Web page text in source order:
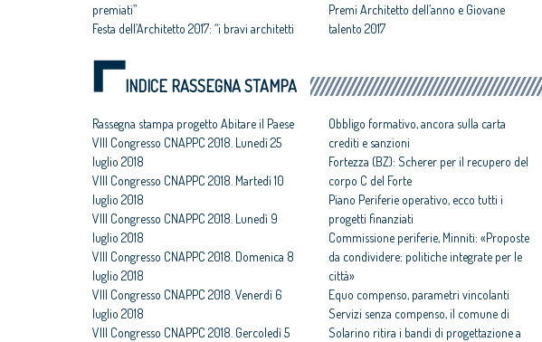
premiati”
Festa dell’Architetto 2017: “i bravi architetti
Premi Architetto dell’anno e Giovane
talento 2017
INDICE RASSEGNA STAMPA
Rassegna stampa progetto Abitare il Paese
VIII Congresso CNAPPC 2018. Lunedì 25
luglio 2018
VIII Congresso CNAPPC 2018. Martedì 10
luglio 2018
VIII Congresso CNAPPC 2018. Lunedì 9
luglio 2018
VIII Congresso CNAPPC 2018. Domenica 8
luglio 2018
VIII Congresso CNAPPC 2018. Venerdì 6
luglio 2018
VIII Congresso CNAPPC 2018. Gercoledì 5
Obbligo formativo, ancora sulla carta
crediti e sanzioni
Fortezza (BZ): Scherer per il recupero del
corpo C del Forte
Piano Periferie operativo, ecco tutti i
progetti finanziati
Commissione periferie, Minniti: «Proposte
da condividere: politiche integrate per le
città»
Equo compenso, parametri vincolanti
Servizi senza compenso, il comune di
Solarino ritira i bandi di progettazione a